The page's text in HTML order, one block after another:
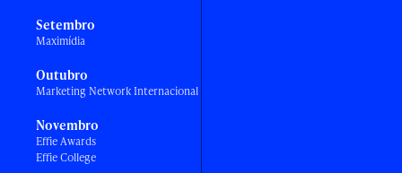
Setembro
Maximídia
Outubro
Marketing Network Internacional
Novembro
Effie Awards
Effie College